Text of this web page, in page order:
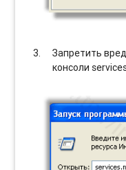
Запретить
консоли